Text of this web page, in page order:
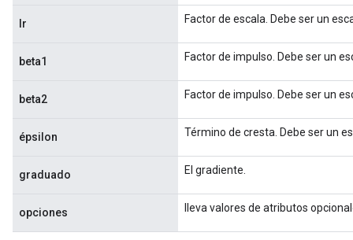
lr Factor de escala. Debe ser un
beta1 Factor de impulso. Debe ser un
beta2 Factor de impulso. Debe ser un
épsilon Término de cresta. Debe ser un
graduado El gradiente.
opciones lleva valores de atributos